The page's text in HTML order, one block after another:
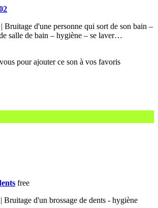
Bruitage d'une personne qui sort de son bain –
salle de bain – hygiène – se laver…
free
Bruitage d'un brossage de dents - hygiène